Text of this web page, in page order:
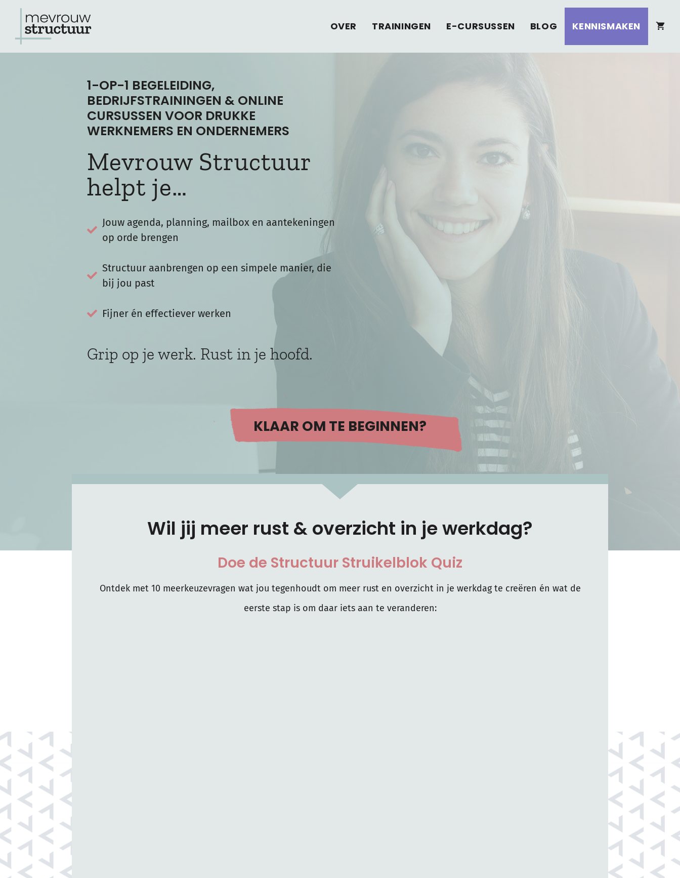
OVER TRAININGEN E-CURSUSSEN BLOG KENNISMAKEN
1-OP-1 BEGELEIDING,
BEDRIJFSTRAININGEN & ONLINE
CURSUSSEN VOOR DRUKKE
WERKNEMERS EN ONDERNEMERS
Mevrouw Structuur
helpt je…
Jouw agenda, planning, mailbox en aantekeningen
op orde brengen
Structuur aanbrengen op een simpele manier, die
bij jou past
Fijner én effectiever werken
Grip op je werk. Rust in je hoofd.
KLAAR OM TE BEGINNEN?
Wil jij meer rust & overzicht in je werkdag?
Doe de Structuur Struikelblok Quiz
Ontdek met 10 meerkeuzevragen wat jou tegenhoudt om meer rust en overzicht in je werkdag te creëren én wat de
eerste stap is om daar iets aan te veranderen: